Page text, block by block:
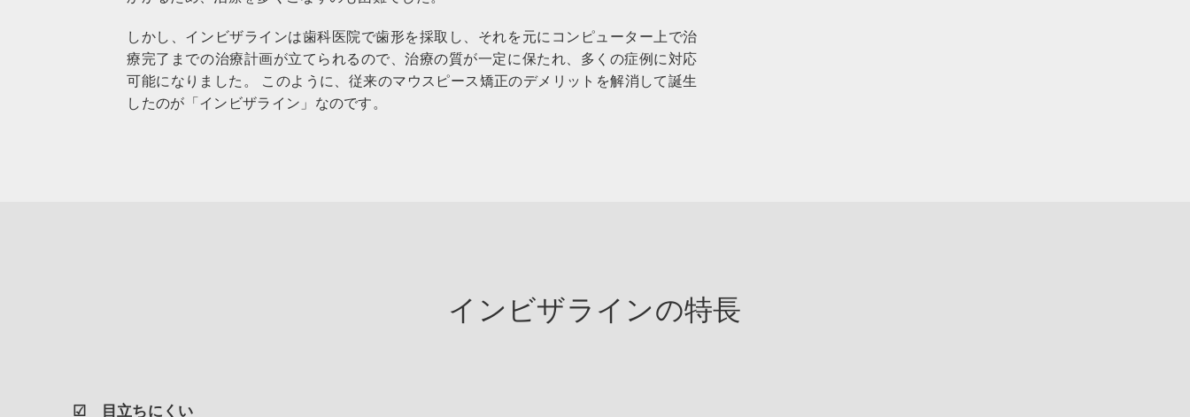
しかし、インビザラインは歯科医院で歯形を採取し、それを元にコンピューター上で治
療完了までの治療計画が立てられるので、治療の質が一定に保たれ、多くの症例に対応
可能になりました。 このように、従来のマウスピース矯正のデメリットを解消して誕生
したのが「インビザライン」なのです。
インビザラインの特長
☑ 目立ちにくい